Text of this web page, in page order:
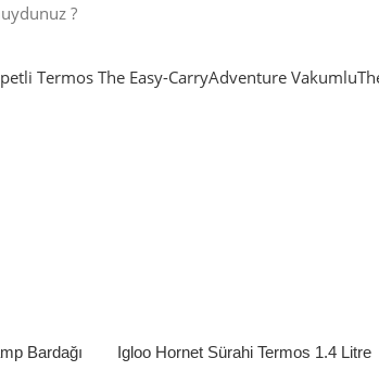
?
TermosThe Easy-CarryAdventure Vakumlu
Bardağı
Igloo Hornet Sürahi Termos 1.4 Litre